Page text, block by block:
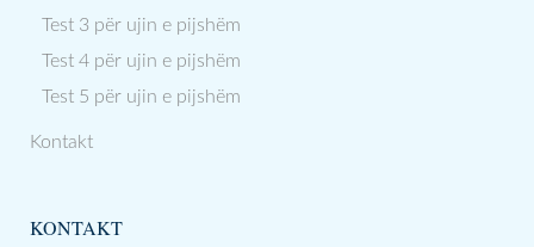
Test 3 për ujin e pijshëm
Test 4 për ujin e pijshëm
Test 5 për ujin e pijshëm
Kontakt
KONTAKT